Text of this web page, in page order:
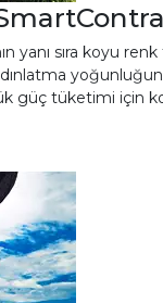
sıra koyu
tüketimi için